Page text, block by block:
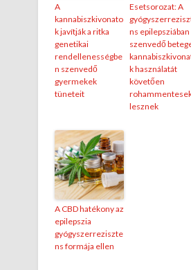
A
kannabiszkivonato
k javítják a ritka
genetikai
rendellenességbe
n szenvedő
gyermekek
tüneteit
Esetsorozat: A
ns epilepsziában
szenvedő
k használatát
követően
lesznek
A CBD hatékony az
epilepszia
gyógyszerreziszte
ns formája ellen